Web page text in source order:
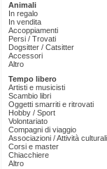
Animali
In regalo
In vendita
Accoppiamenti
Persi / Trovati
Dogsitter / Catsitter
Accessori
Altro
Tempo libero
Artisti e musicisti
Scambio libri
Oggetti smarriti e ritrovati
Hobby / Sport
Volontariato
Compagni di viaggio
Associazioni / Attività culturali
Corsi e master
Chiacchiere
Altro